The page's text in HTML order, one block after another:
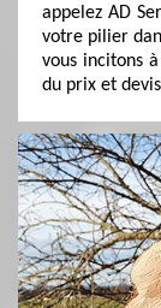
appelez AD
votre pilier
vous incitons
du prix et